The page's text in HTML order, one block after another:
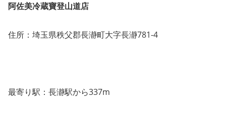
阿佐美冷蔵寶登山道店
住所：埼玉県秩父郡長瀞町大字長瀞781-4
最寄り駅：長瀞駅から337m